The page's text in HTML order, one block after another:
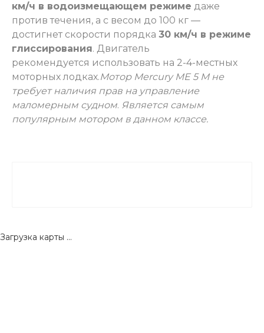
км/ч в водоизмещающем режиме даже
против течения, а с весом до 100 кг ―
достигнет скорости порядка 30 км/ч в режиме
глиссирования. Двигатель
рекомендуется использовать на 2-4-местных
моторных лодках.Мотор Mercury ME 5 M не
требует наличия прав на управление
маломерным судном. Является самым
популярным мотором в данном классе.
Загрузка карты ...